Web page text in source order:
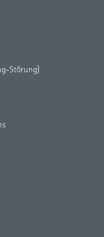
Störung)